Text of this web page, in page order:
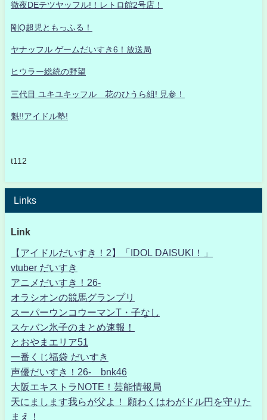
徹夜DEテツヤッフル!！レトロ館2号店！
剛Q超児ともっふる！
ヤナッフル ゲームだいすき6！放送局
ヒウラー総統の野望
三代目 ユキユキッフル 花のひうら組! 見参！
魁!!アイドル塾!
t112
Links
Link
【アイドルだいすき！2】「IDOL DAISUKI！」
vtuber だいすき
アニメだいすき！26-
オラシオンの競馬グランプリ
スーパーウンコウーマンT・子なし
スケバン氷子のまとめ速報！
とおやまエリア51
一番くじ福袋 だいすき
声優だいすき！26- bnk46
大阪エキストラNOTE！芸能情報局
天にまします我らが父よ！ 願わくはわがドル円を守りた
まえ！